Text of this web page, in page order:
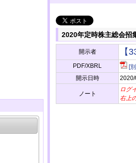
2020年定時株主総会招
開示者 【
PDF/XBRL
[
開示日時
ノート
ログ
右上